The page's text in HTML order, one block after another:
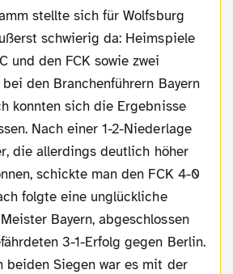
schwierig da: Heimspiele
und den FCK sowie zwei
den Branchenführern Bayern
konnten sich die Ergebnisse
Nach einer 1-2-Niederlage
die allerdings deutlich höher
schickte man den FCK 4-0
folgte eine unglückliche
Bayern, abgeschlossen
3-1-Erfolg gegen Berlin.
beiden Siegen war es mit der